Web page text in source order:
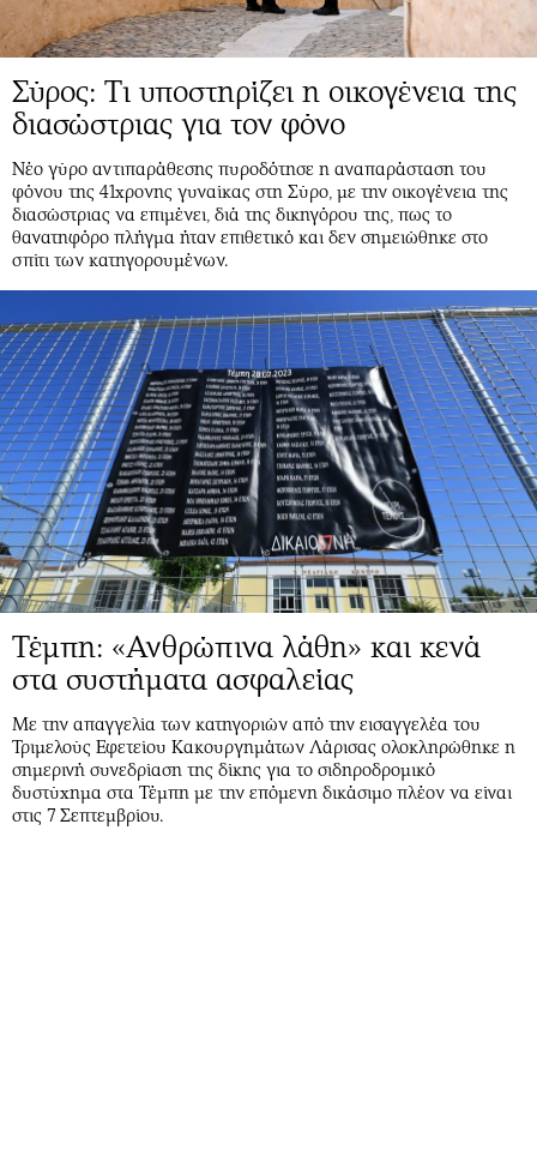
Σύρος: Τι υποστηρίζει η οικογένεια της
διασώστριας για τον φόνο
Νέο γύρο αντιπαράθεσης πυροδότησε η αναπαράσταση του
φόνου της 41χρονης γυναίκας στη Σύρο, με την οικογένεια της
διασώστριας να επιμένει, διά της δικηγόρου της, πως το
θανατηφόρο πλήγμα ήταν επιθετικό και δεν σημειώθηκε στο
σπίτι των κατηγορουμένων.
Τέμπη: «Ανθρώπινα λάθη» και κενά
στα συστήματα ασφαλείας
Με την απαγγελία των κατηγοριών από την εισαγγελέα του
Τριμελούς Εφετείου Κακουργημάτων Λάρισας ολοκληρώθηκε η
σημερινή συνεδρίαση της δίκης για το σιδηροδρομικό
δυστύχημα στα Τέμπη με την επόμενη δικάσιμο πλέον να είναι
στις 7 Σεπτεμβρίου.